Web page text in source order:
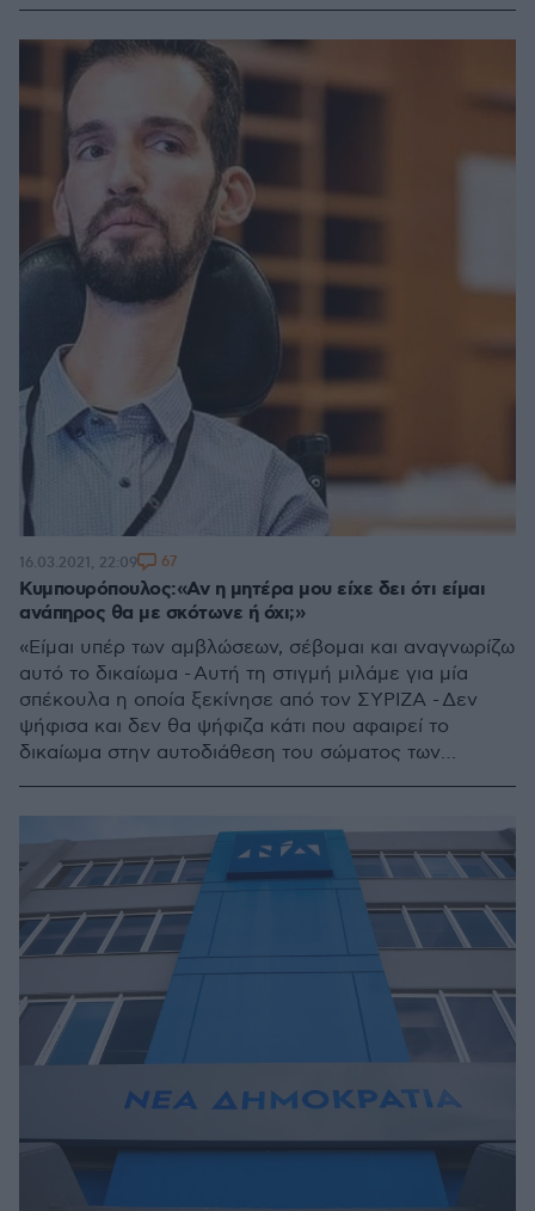
Κυμπουρόπουλος:«Αν η μητέρα μου είχε δει ότι είμαι
ανάπηρος θα με σκότωνε ή όχι;»
«Είμαι υπέρ των αμβλώσεων, σέβομαι και αναγνωρίζω
αυτό το δικαίωμα - Αυτή τη στιγμή μιλάμε για μία
σπέκουλα η οποία ξεκίνησε από τον ΣΥΡΙΖΑ - Δεν
ψήφισα και δεν θα ψήφιζα κάτι που αφαιρεί το
δικαίωμα στην αυτοδιάθεση του σώματος των
16.03.2021, 22:09 67